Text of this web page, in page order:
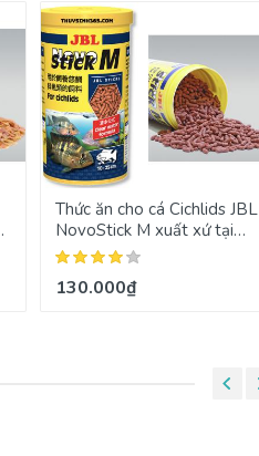
Thức ăn cho cá Cichlids JBL
NovoStick M xuất xứ tại
Đức
130.000₫